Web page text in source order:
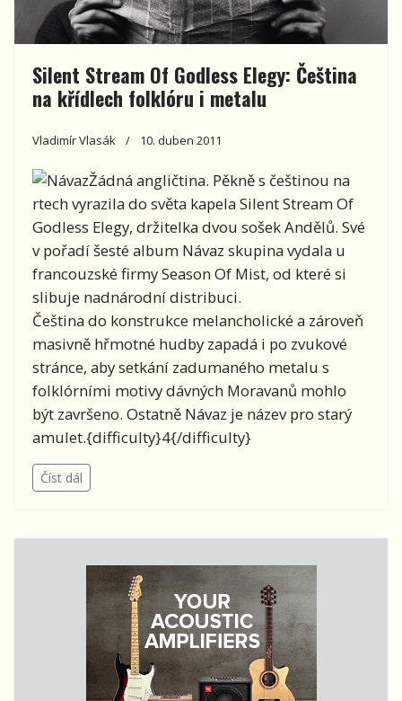
Silent Stream Of Godless Elegy: Čeština
na křídlech folklóru i metalu
Vladimír Vlasák 10. duben 2011
Žádná angličtina. Pěkně s češtinou na
rtech vyrazila do světa kapela Silent Stream Of
Godless Elegy, držitelka dvou sošek Andělů. Své
v pořadí šesté album Návaz skupina vydala u
francouzské firmy Season Of Mist, od které si
slibuje nadnárodní distribuci.
Čeština do konstrukce melancholické a zároveň
masivně hřmotné hudby zapadá i po zvukové
stránce, aby setkání zadumaného metalu s
folklórními motivy dávných Moravanů mohlo
být završeno. Ostatně Návaz je název pro starý
amulet.{difficulty}4{/difficulty}
Číst dál